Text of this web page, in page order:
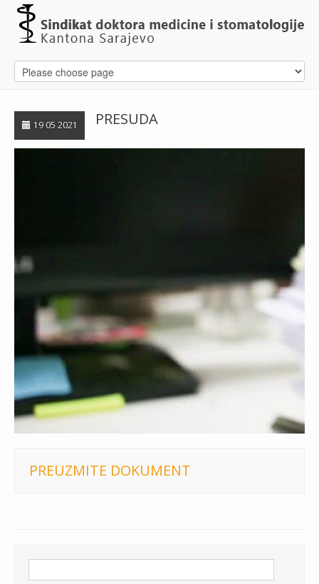
19 05 2021 PRESUDA
PREUZMITE DOKUMENT